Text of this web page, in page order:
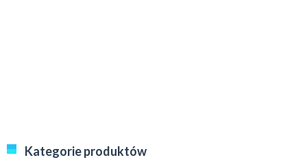
Kategorie produktów